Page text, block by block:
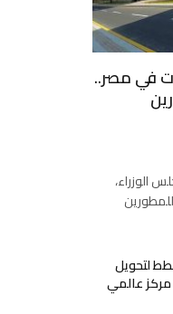
في مصر..
الوزراء،
لتحويل
عالمي